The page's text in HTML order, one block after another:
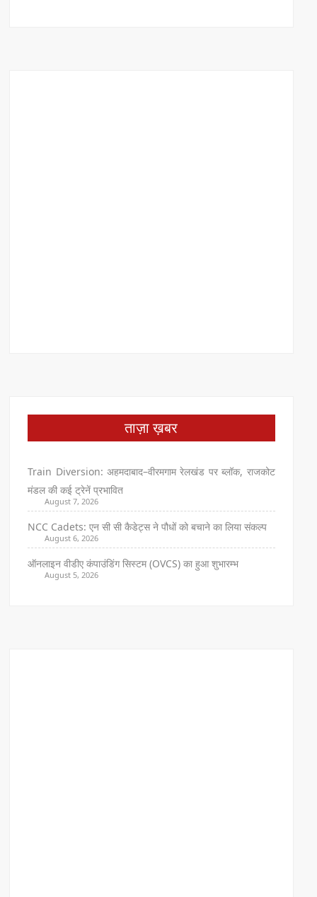
ताज़ा ख़बर
Train Diversion: अहमदाबाद–वीरमगाम रेलखंड पर ब्लॉक, राजकोट
मंडल की कई ट्रेनें प्रभावित
August 7, 2026
NCC Cadets: एन सी सी कैडेट्स ने पौधों को बचाने का लिया संकल्प
August 6, 2026
ऑनलाइन वीडीए कंपाउंडिंग सिस्टम (OVCS) का हुआ शुभारम्भ
August 5, 2026